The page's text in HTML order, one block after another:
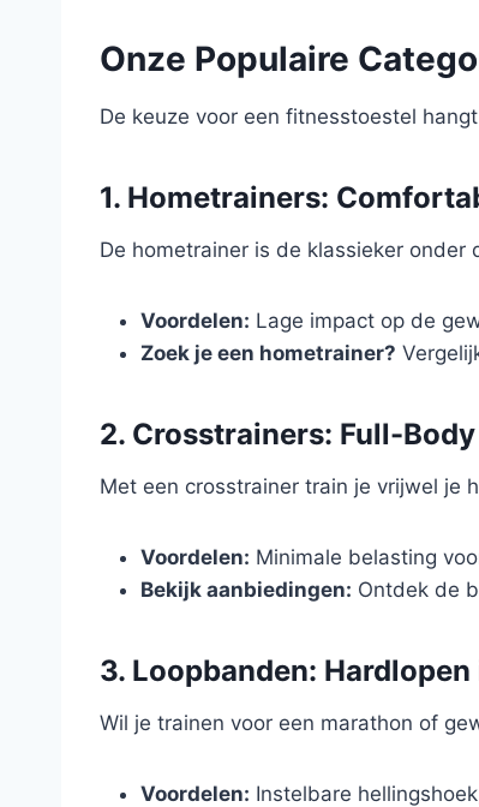
Onze Populaire
De keuze voor een fitnesstoestel
1. Hometrainers:
De hometrainer is de klassieker
Voordelen: Lage impact op de
Zoek je een hometrainer?
2. Crosstrainers: Full-
Met een crosstrainer train je vrijwel je
Voordelen: Minimale belasting
Bekijk aanbiedingen: Ontdek de
3. Loopbanden:
Wil je trainen voor een marathon of
Voordelen: Instelbare